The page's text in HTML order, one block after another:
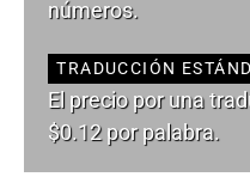
números.
TRADUCCIÓN
El precio por una
$0.12 por palabra.